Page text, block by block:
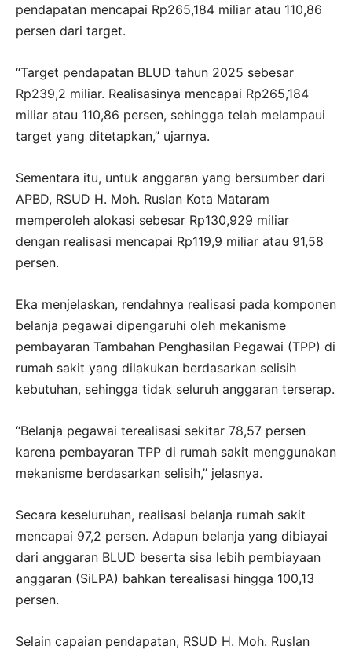
pendapatan mencapai Rp265,184 miliar atau 110,86
persen dari target.
“Target pendapatan BLUD tahun 2025 sebesar
Rp239,2 miliar. Realisasinya mencapai Rp265,184
miliar atau 110,86 persen, sehingga telah melampaui
target yang ditetapkan,” ujarnya.
Sementara itu, untuk anggaran yang bersumber dari
APBD, RSUD H. Moh. Ruslan Kota Mataram
memperoleh alokasi sebesar Rp130,929 miliar
dengan realisasi mencapai Rp119,9 miliar atau 91,58
persen.
Eka menjelaskan, rendahnya realisasi pada komponen
belanja pegawai dipengaruhi oleh mekanisme
pembayaran Tambahan Penghasilan Pegawai (TPP) di
rumah sakit yang dilakukan berdasarkan selisih
kebutuhan, sehingga tidak seluruh anggaran terserap.
“Belanja pegawai terealisasi sekitar 78,57 persen
karena pembayaran TPP di rumah sakit menggunakan
mekanisme berdasarkan selisih,” jelasnya.
Secara keseluruhan, realisasi belanja rumah sakit
mencapai 97,2 persen. Adapun belanja yang dibiayai
dari anggaran BLUD beserta sisa lebih pembiayaan
anggaran (SiLPA) bahkan terealisasi hingga 100,13
persen.
Selain capaian pendapatan, RSUD H. Moh. Ruslan